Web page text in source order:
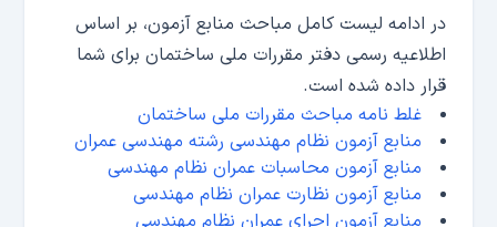
در ادامه لیست کامل مباحث منابع آزمون، بر اساس
اطلاعیه رسمی دفتر مقررات ملی ساختمان برای شما
قرار داده شده است.
غلط نامه مباحث مقررات ملی ساختمان
منابع آزمون نظام مهندسی رشته مهندسی عمران
منابع آزمون محاسبات عمران نظام مهندسی
منابع آزمون نظارت عمران نظام مهندسی
منابع آزمون اجرای عمران نظام مهندسی